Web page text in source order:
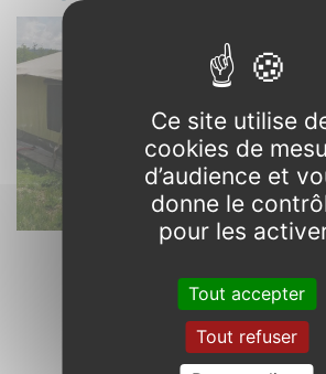
Venez on
Ce site utilise
cookies de
d’audience et
donne le
pour les
Tout accepter
Tout refuser